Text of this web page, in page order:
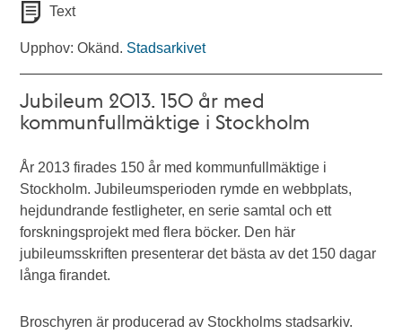
Text
Upphov: Okänd. Stadsarkivet
Jubileum 2013. 150 år med
kommunfullmäktige i Stockholm
År 2013 firades 150 år med kommunfullmäktige i
Stockholm. Jubileumsperioden rymde en webbplats,
hejdundrande festligheter, en serie samtal och ett
forskningsprojekt med flera böcker. Den här
jubileumsskriften presenterar det bästa av det 150 dagar
långa firandet.
Broschyren är producerad av Stockholms stadsarkiv.